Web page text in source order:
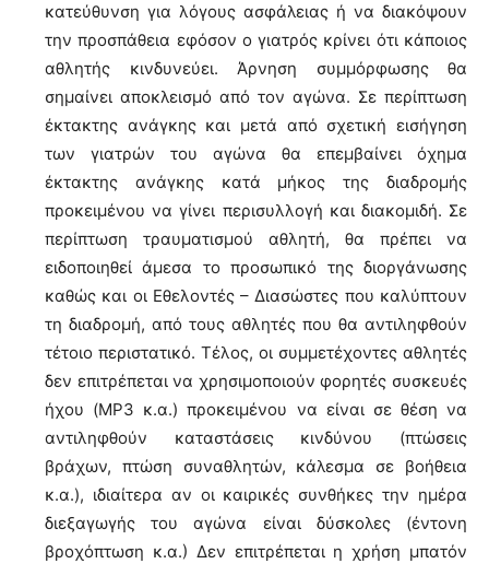
κατεύθυνση για λόγους ασφάλειας ή να διακόψουν
την προσπάθεια εφόσον ο γιατρός κρίνει ότι κάποιος
αθλητής κινδυνεύει. Άρνηση συμμόρφωσης θα
σημαίνει αποκλεισμό από τον αγώνα. Σε περίπτωση
έκτακτης ανάγκης και μετά από σχετική εισήγηση
των γιατρών του αγώνα θα επεμβαίνει όχημα
έκτακτης ανάγκης κατά μήκος της διαδρομής
προκειμένου να γίνει περισυλλογή και διακομιδή. Σε
περίπτωση τραυματισμού αθλητή, θα πρέπει να
ειδοποιηθεί άμεσα το προσωπικό της διοργάνωσης
καθώς και οι Εθελοντές – Διασώστες που καλύπτουν
τη διαδρομή, από τους αθλητές που θα αντιληφθούν
τέτοιο περιστατικό. Τέλος, οι συμμετέχοντες αθλητές
δεν επιτρέπεται να χρησιμοποιούν φορητές συσκευές
ήχου (MP3 κ.α.) προκειμένου να είναι σε θέση να
αντιληφθούν καταστάσεις κινδύνου (πτώσεις
βράχων, πτώση συναθλητών, κάλεσμα σε βοήθεια
κ.α.), ιδιαίτερα αν οι καιρικές συνθήκες την ημέρα
διεξαγωγής του αγώνα είναι δύσκολες (έντονη
βροχόπτωση κ.α.) Δεν επιτρέπεται η χρήση μπατόν